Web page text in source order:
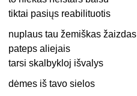
tiktai pasiųs reabilituotis
nuplaus tau žemiškas žaizdas
pateps aliejais
tarsi skalbykloj išvalys
dėmes iš tavo sielos